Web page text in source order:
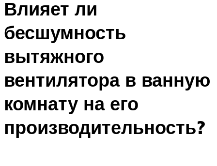
Влияет ли
бесшумность
вытяжного
вентилятора в ванную
комнату на его
производительность?